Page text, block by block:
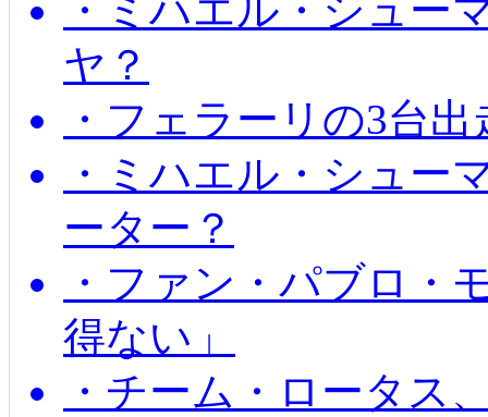
・ミハエル・シュー
ヤ？
・フェラーリの3台
・ミハエル・シュー
ーター？
・ファン・パブロ・
得ない」
・チーム・ロータス